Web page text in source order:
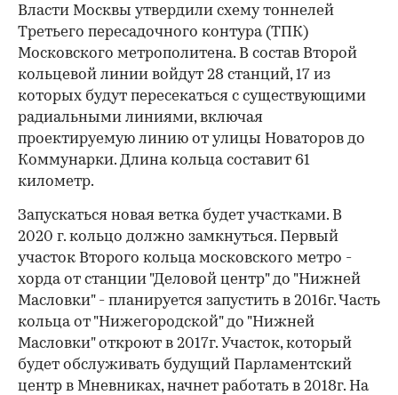
Власти Москвы утвердили схему тоннелей
Третьего пересадочного контура (ТПК)
Московского метрополитена. В состав Второй
кольцевой линии войдут 28 станций, 17 из
которых будут пересекаться с существующими
радиальными линиями, включая
проектируемую линию от улицы Новаторов до
Коммунарки. Длина кольца составит 61
километр.
Запускаться новая ветка будет участками. В
2020 г. кольцо должно замкнуться. Первый
участок Второго кольца московского метро -
хорда от станции "Деловой центр" до "Нижней
Масловки" - планируется запустить в 2016г. Часть
кольца от "Нижегородской" до "Нижней
Масловки" откроют в 2017г. Участок, который
будет обслуживать будущий Парламентский
центр в Мневниках, начнет работать в 2018г. На